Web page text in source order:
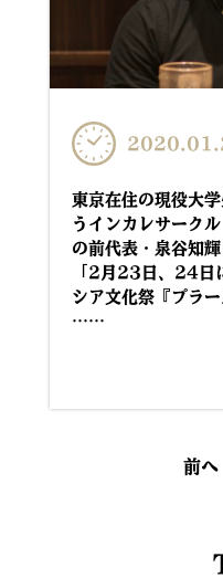
東京在住の現役大
うインカレサーク
の前代表・泉谷知
「2月23日、24日
シア文化祭『プラ
……
前へ